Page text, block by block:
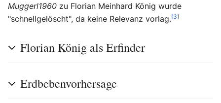
Muggerl1960 zu Florian Meinhard König wurde
"schnellgelöscht", da keine Relevanz vorlag.[3]
Florian König als Erfinder
Erdbebenvorhersage